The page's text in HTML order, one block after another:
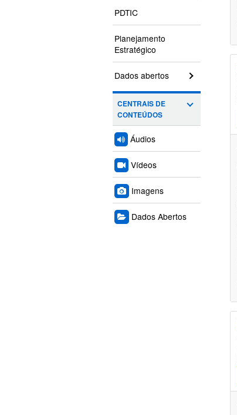
PDTIC
Planejamento
Estratégico
Dados abertos
CENTRAIS DE
CONTEÚDOS
Áudios
Vídeos
Imagens
Dados Abertos